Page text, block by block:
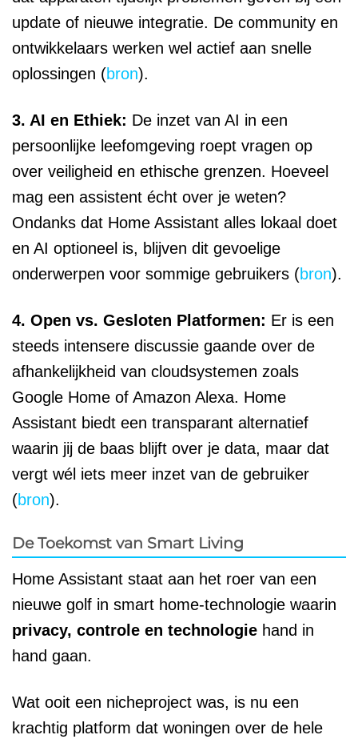
update of nieuwe integratie. De community en
ontwikkelaars werken wel actief aan snelle
oplossingen (bron).
3. AI en Ethiek: De inzet van AI in een
persoonlijke leefomgeving roept vragen op
over veiligheid en ethische grenzen. Hoeveel
mag een assistent écht over je weten?
Ondanks dat Home Assistant alles lokaal doet
en AI optioneel is, blijven dit gevoelige
onderwerpen voor sommige gebruikers (bron).
4. Open vs. Gesloten Platformen: Er is een
steeds intensere discussie gaande over de
afhankelijkheid van cloudsystemen zoals
Google Home of Amazon Alexa. Home
Assistant biedt een transparant alternatief
waarin jij de baas blijft over je data, maar dat
vergt wél iets meer inzet van de gebruiker
(bron).
De Toekomst van Smart Living
Home Assistant staat aan het roer van een
nieuwe golf in smart home-technologie waarin
privacy, controle en technologie hand in
hand gaan.
Wat ooit een nicheproject was, is nu een
krachtig platform dat woningen over de hele